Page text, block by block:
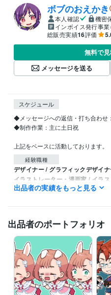
ボブのおえかき
本人確認
機密
インボイス発行事
総販売実績16評価
無料で
メッセージを送る
スケジュール
◆メッセージへの返信・打ち合わせ
◆制作作業：主に土日祝
上記をベースに活動しております。
経験職種
デザイナー / グラフィックデザイ
イラストレーター・漫画家 / イラ
営業 / 営業事務・アシスタント
経
ルプデスク
経験年数 : 3年
ビジネス・クリエイティブツール
Adobe Photoshop:24年GIMP:3年
CLIP STUDIO PAINT:12年
ペイン
出品者の実績をもっと見る
出品者のポートフォリオ